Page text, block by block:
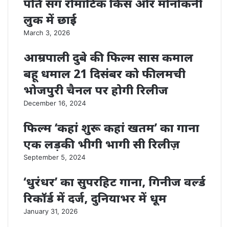
लुक में छाई
March 3, 2026
आम्रपाली दुबे की फिल्म सास कमाल
बहू धमाल 21 दिसंबर को फीलमची
भोजपुरी चैनल पर होगी रिलीज
December 16, 2024
फिल्म ‘कहां शुरू कहां खतम’ का गाना
एक लड़की भीगी भागी सी रिलीज़
September 5, 2024
‘धुरंधर’ का सुपरहिट गाना, गिनीज वर्ल्ड
रिकॉर्ड में दर्ज, दुनियाभर में धूम
January 31, 2026